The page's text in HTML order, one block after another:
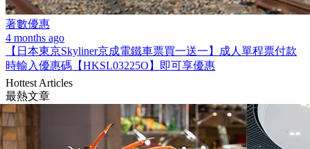
著數優惠
4 months ago
【日本東京Skyliner京成電鐵車票買一送一】成人單程票付款
時輸入優惠碼【HKSL03225O】即可享優惠
Hottest Articles
最熱文章